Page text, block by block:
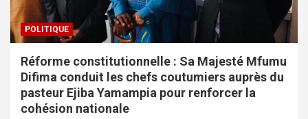
POLITIQUE
Réforme constitutionnelle : Sa Majesté Mfumu
Difima conduit les chefs coutumiers auprès du
pasteur Ejiba Yamampia pour renforcer la
cohésion nationale